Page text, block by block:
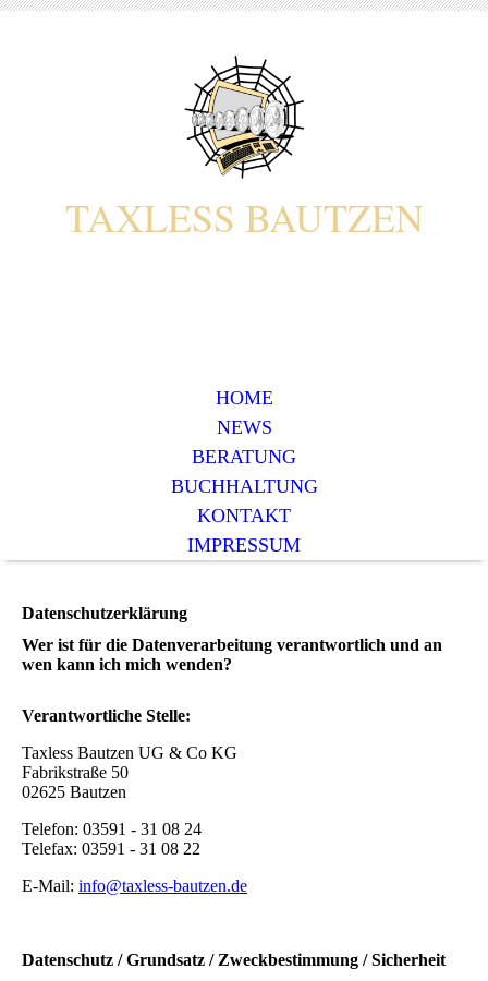
TAXLESS BAUTZEN
HOME
NEWS
BERATUNG
BUCHHALTUNG
KONTAKT
IMPRESSUM
Datenschutzerklärung
Wer ist für die Datenverarbeitung verantwortlich und an
wen kann ich mich wenden?
Verantwortliche Stelle:
Taxless Bautzen UG & Co KG
Fabrikstraße 50
02625 Bautzen
Telefon: 03591 - 31 08 24
Telefax: 03591 - 31 08 22
E-Mail: info@taxless-bautzen.de
Datenschutz / Grundsatz / Zweckbestimmung / Sicherheit